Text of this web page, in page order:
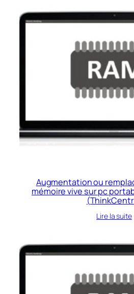
Augmentation ou
mémoire vive sur pc
Lire la suite